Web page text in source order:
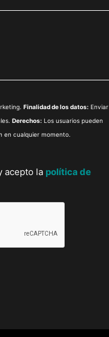
Finalidad de los datos: Enviar
Derechos: Los usuarios pueden
en cualquier momento.
acepto la política de